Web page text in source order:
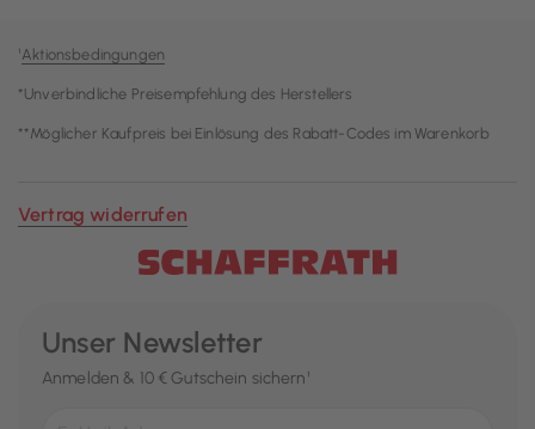
¹Aktionsbedingungen
*Unverbindliche Preisempfehlung des Herstellers
**Möglicher Kaufpreis bei Einlösung des Rabatt-Codes im Warenkorb
Vertrag widerrufen
Unser Newsletter
Anmelden & 10 € Gutschein sichern¹